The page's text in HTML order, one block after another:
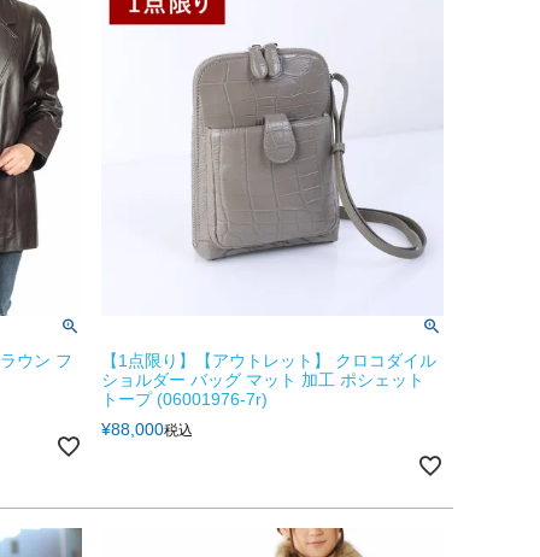
ウン フ
【1点限り】【アウトレット】 クロコダイル
ショルダー バッグ マット 加工 ポシェット
トープ (06001976-7r)
¥88,000税込